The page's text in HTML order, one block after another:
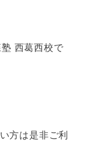
西葛西校で
方は是非ご利